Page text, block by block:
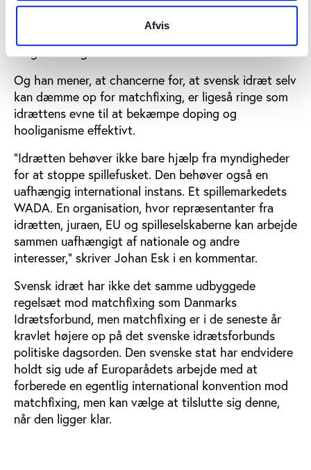
Afvis
Esk i sig selv vil være den største spilleskandale i
uregelmæssigheder bliver bekræftet.
Og han mener, at chancerne for, at svensk idræt selv
kan dæmme op for matchfixing, er ligeså ringe som
idrættens evne til at bekæmpe doping og
hooliganisme effektivt.
”Idrætten behøver ikke bare hjælp fra myndigheder
for at stoppe spillefusket. Den behøver også en
uafhængig international instans. Et spillemarkedets
WADA. En organisation, hvor repræsentanter fra
idrætten, juraen, EU og spilleselskaberne kan arbejde
sammen uafhængigt af nationale og andre
interesser,” skriver Johan Esk i en kommentar.
Svensk idræt har ikke det samme udbyggede
regelsæt mod matchfixing som Danmarks
Idrætsforbund, men matchfixing er i de seneste år
kravlet højere op på det svenske idrætsforbunds
politiske dagsorden. Den svenske stat har endvidere
holdt sig ude af Europarådets arbejde med at
forberede en egentlig international konvention mod
matchfixing, men kan vælge at tilslutte sig denne,
når den ligger klar.